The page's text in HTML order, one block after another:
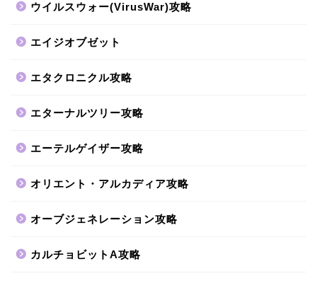
ウイルスウォー(VirusWar)攻略
エイジオブゼット
エタクロニクル攻略
エターナルツリー攻略
エーテルゲイザー攻略
オリエント・アルカディア攻略
オーブジェネレーション攻略
カルチョビットA攻略